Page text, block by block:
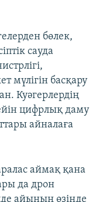
бөлек,
сауда
мүлігін басқару
Куәгерлердің
цифрлық даму
айналаға
аймақ қана
да дрон
айының өзінде